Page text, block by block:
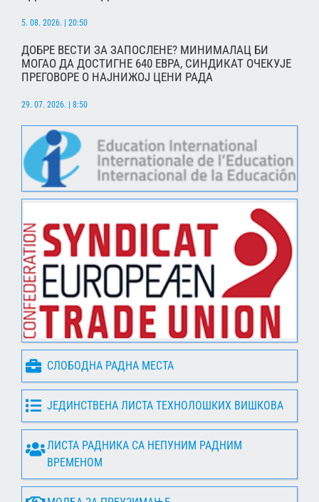
5. 08. 2026. | 20:50
ДОБРЕ ВЕСТИ ЗА ЗАПОСЛЕНЕ? МИНИМАЛАЦ БИ
МОГАО ДА ДОСТИГНЕ 640 ЕВРА, СИНДИКАТ ОЧЕКУЈЕ
ПРЕГОВОРЕ О НАЈНИЖОЈ ЦЕНИ РАДА
29. 07. 2026. | 8:50
СЛОБОДНА РАДНА МЕСТА
ЈЕДИНСТВЕНА ЛИСТА ТЕХНОЛОШКИХ ВИШКОВА
ЛИСТА РАДНИКА СА НЕПУНИМ РАДНИМ
ВРЕМЕНОМ